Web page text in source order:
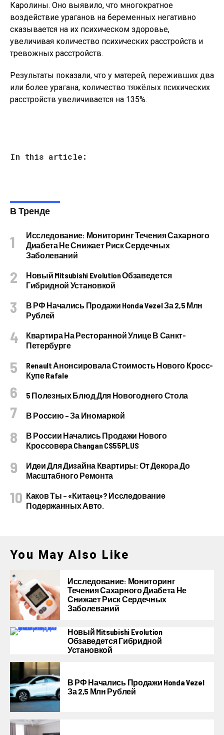
Каролины. Оно выявило, что многократное
воздействие ураганов на беременных негативно
сказывается на их психическом здоровье,
увеличивая количество психических расстройств и
тревожных расстройств.
Результаты показали, что у матерей, переживших два
или более урагана, количество тяжёлых психических
расстройств увеличивается на 135%.
In this article:
В Тренде
Исследование: Мониторинг Течения Сахарного
Диабета Не Снижает Риск Сердечных
Заболеваний
Новый Mitsubishi Evolution Обзаведется
Гибридной Установкой
В РФ Начались Продажи Honda Vezel За 2,5 Млн
Рублей
Квартира На Ресторанной Улице В Санкт-
Петербурге
Renault Анонсировала Стоимость Нового Кросс-
Купе Rafale
5 Полезных Блюд Для Новогоднего Стола
В Россию – За Иномаркой
В России Начались Продажи Нового
Кроссовера Changan CS55PLUS
Идеи Для Дизайна Квартиры: От Декора До
Масштабного Ремонта
Каков Ты – «китаец»? Исследование
Подержанных Авто.
You May Also Like
Исследование: Мониторинг
Течения Сахарного Диабета Не
Снижает Риск Сердечных
Заболеваний
Новый Mitsubishi Evolution
Обзаведется Гибридной
Установкой
В РФ Начались Продажи Honda Vezel
За 2,5 Млн Рублей